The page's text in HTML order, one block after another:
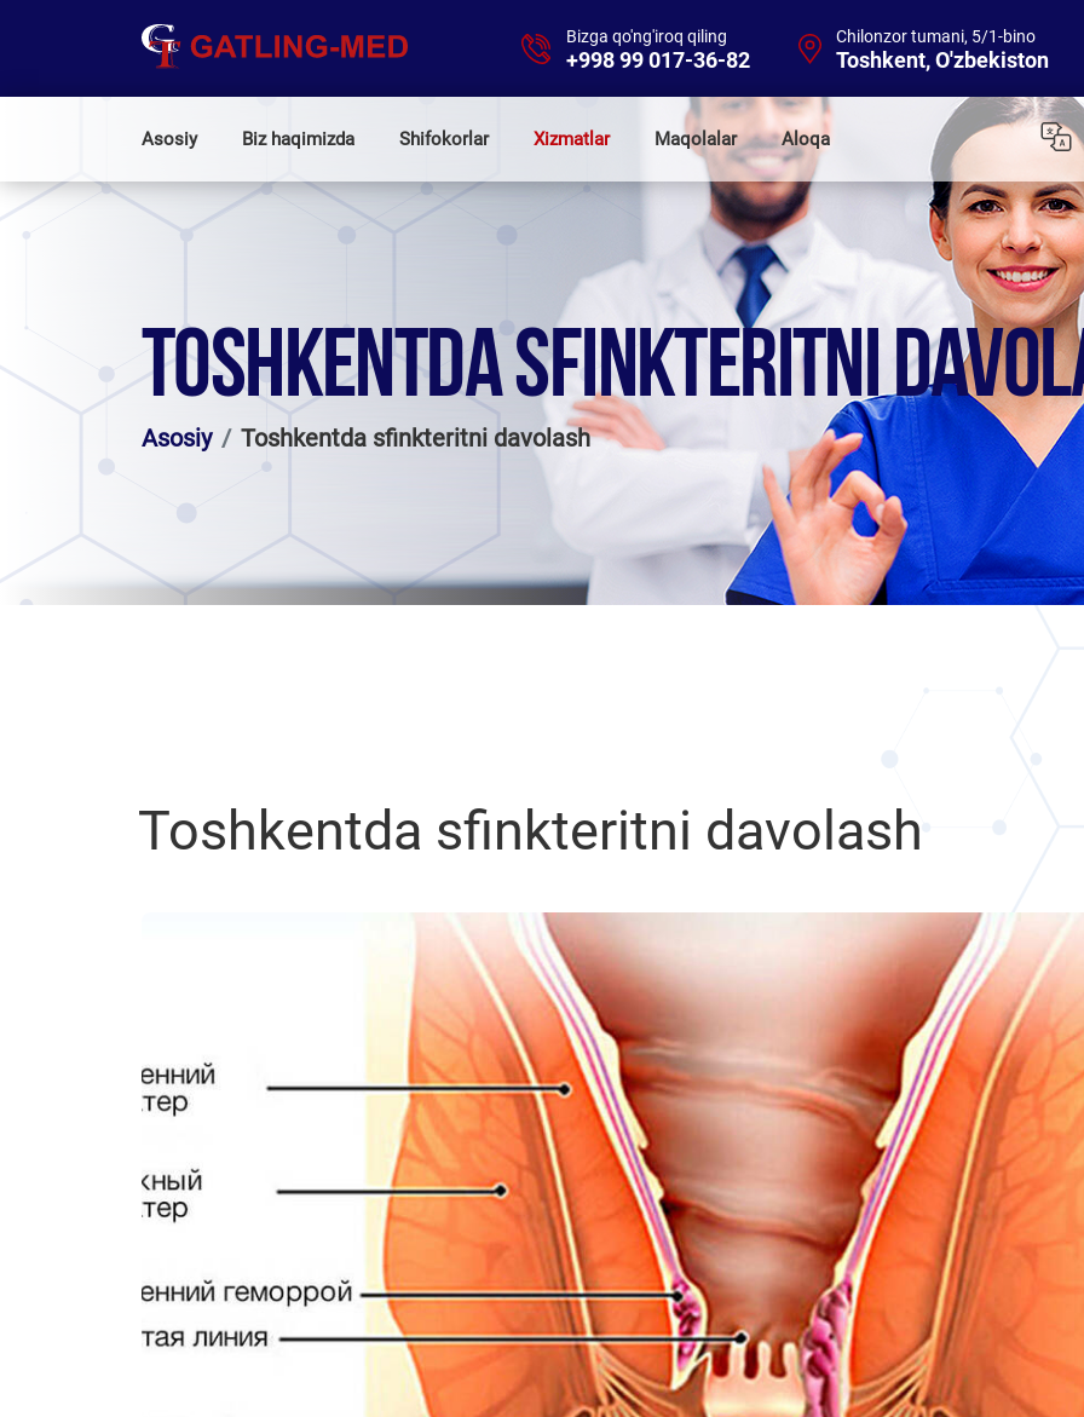
Bizga qo'ng'iroq qiling
+998 99 017-36-82
Chilonzor tumani, 5/1-bino
Toshkent, O'zbekiston
Asosiy Biz haqimizda Shifokorlar Xizmatlar Maqolalar Aloqa
TOSHKENTDA SFINKTERITNI
Asosiy Toshkentda sfinkteritni davolash
Toshkentda sfinkteritni davolash